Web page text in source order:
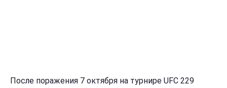
После поражения 7 октября на турнире UFC 229